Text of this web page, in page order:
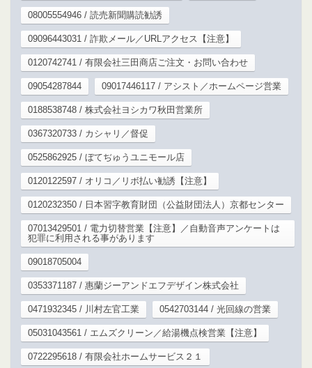
08005554946 / 読売新聞購読勧誘
09096443031 / 詐欺メール／URLアクセス【注意】
0120742741 / 有限会社三田商店ご注文・お問い合わせ
09054287844 09017446117 / アシスト／ホームページ営業
0188538748 / 株式会社ヨシカワ秋田営業所
0367320733 / カシャリ／督促
0525862925 / ぼてぢゅうユニモール店
0120122597 / オリコ／リボ払い勧誘【注意】
0120232350 / 日本習字教育財団（公益財団法人）京都センター
07013429501 / 電力切替営業【注意】／自動音声アンケートは
犯罪に利用される事があります
09018705004
0353371187 / 惠蘭ジーアンドエフデザイン株式会社
0471932345 / 川村左官工業 0542703144 / 光回線の営業
05031043561 / エムズクリーン／給湯機点検営業【注意】
0722295618 / 有限会社ホームサービス２１